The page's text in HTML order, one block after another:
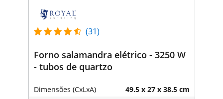
(31)
Forno salamandra elétrico - 3250 W
- tubos de quartzo
Dimensões (CxLxA) 49.5 x 27 x 38.5 cm